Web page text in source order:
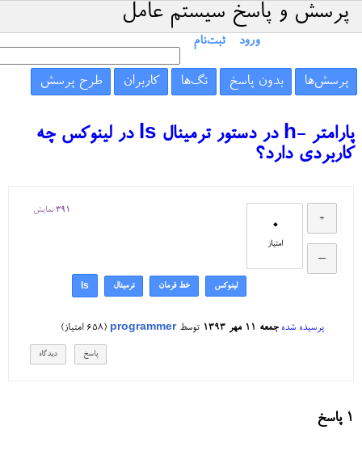
پرسش و پاسخ سیستم عامل
ورود ثبت‌نام
پرسش‌ها بدون پاسخ تگ‌ها کاربران طرح پرسش
پارامتر -h در دستور ترمینال ls در لینوکس چه
کاربردی دارد؟
0
امتیاز
391 نمایش
لینوکس خط فرمان ترمینال ls
پرسیده شده جمعه ۱۱ مهر ۱۳۹۳ توسطprogrammer
(
658 امتیاز)
1 پاسخ